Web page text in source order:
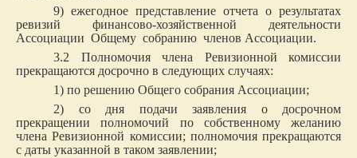
9) ежегодное представление отчета о результатах
ревизий финансово-хозяйственной деятельности
Ассоциации Общему собранию членов Ассоциации.
3.2 Полномочия члена Ревизионной комиссии
прекращаются досрочно в следующих случаях:
1) по решению Общего собрания Ассоциации;
2) со дня подачи заявления о досрочном
прекращении полномочий по собственному желанию
члена Ревизионной комиссии; полномочия прекращаются
с даты указанной в таком заявлении;